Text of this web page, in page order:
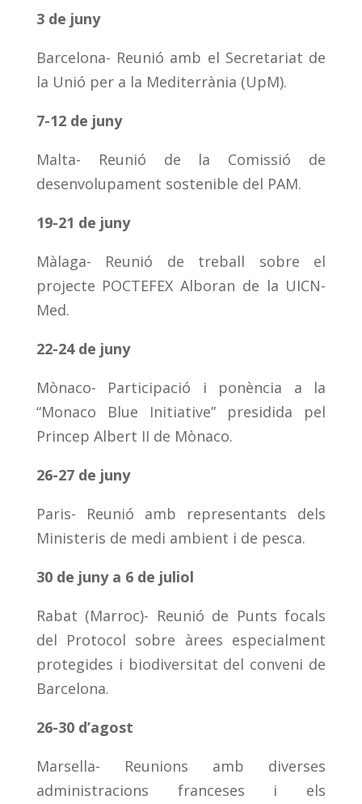
3 de juny
Barcelona- Reunió amb el Secretariat de
la Unió per a la Mediterrània (UpM).
7-12 de juny
Malta- Reunió de la Comissió de
desenvolupament sostenible del PAM.
19-21 de juny
Màlaga- Reunió de treball sobre el
projecte POCTEFEX Alboran de la UICN-
Med.
22-24 de juny
Mònaco- Participació i ponència a la
“Monaco Blue Initiative” presidida pel
Princep Albert II de Mònaco.
26-27 de juny
Paris- Reunió amb representants dels
Ministeris de medi ambient i de pesca.
30 de juny a 6 de juliol
Rabat (Marroc)- Reunió de Punts focals
del Protocol sobre àrees especialment
protegides i biodiversitat del conveni de
Barcelona.
26-30 d’agost
Marsella- Reunions amb diverses
administracions franceses i els